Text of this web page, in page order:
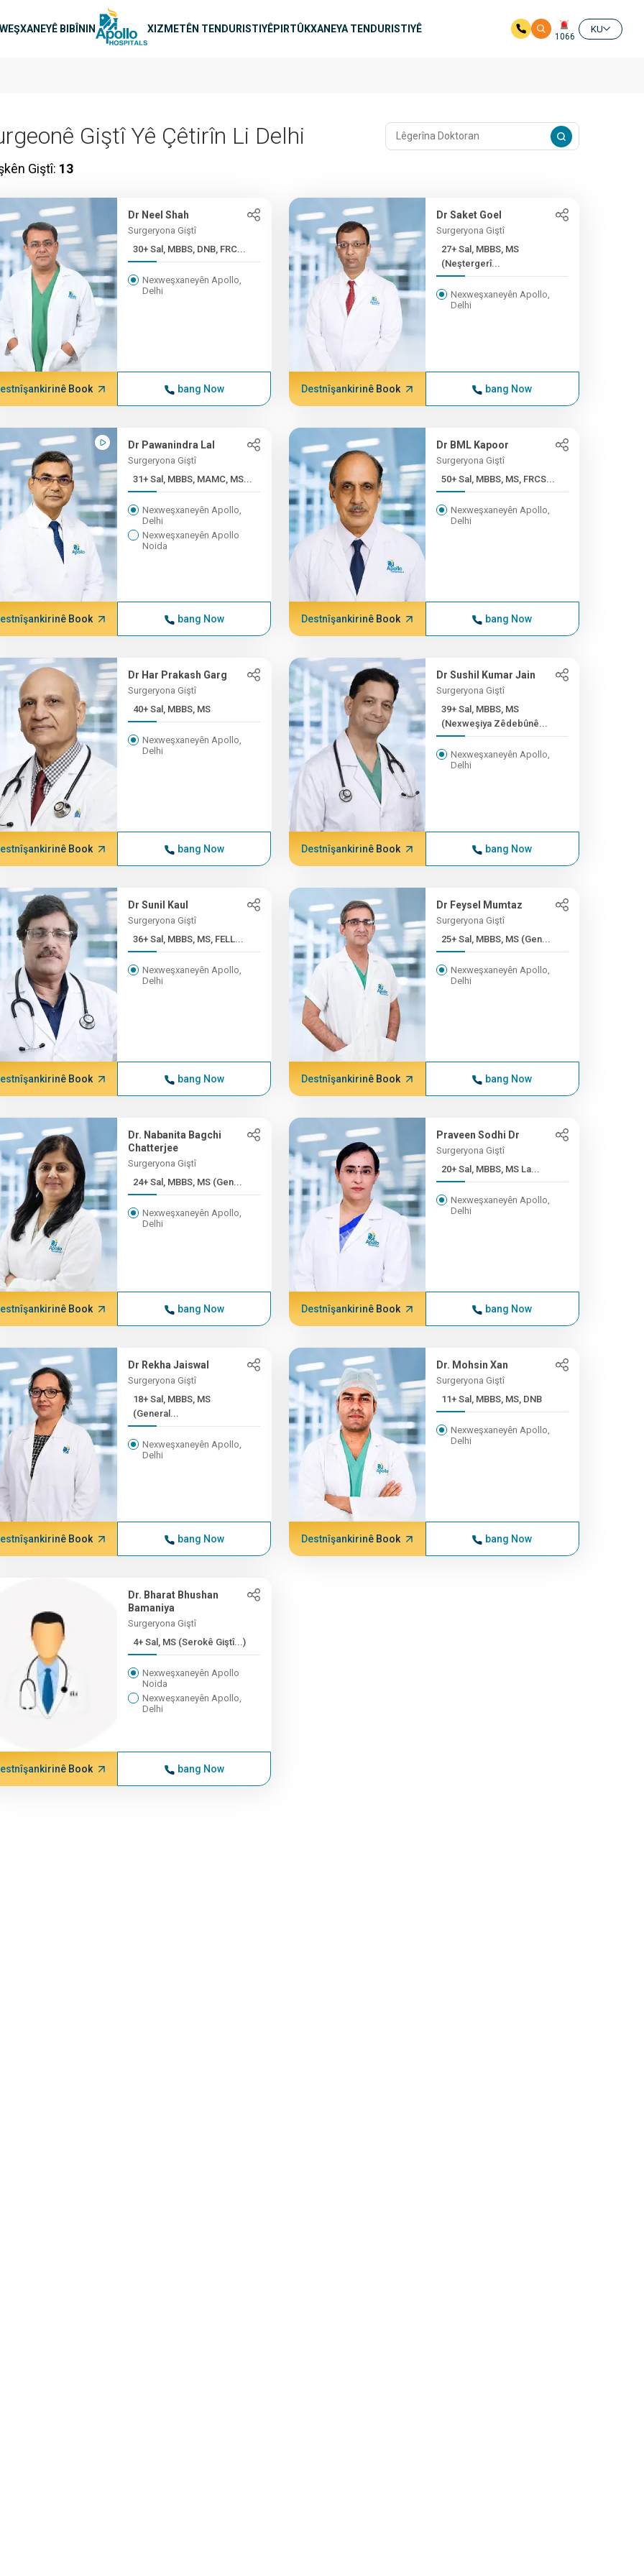
BIBÎNIN XIZMETÊN TENDURISTIYÊPIRTÛKXANEYA TENDURISTIYÊ
1066
KU
Giştî Yê Çêtirîn Li Delhi
Giştî: 13
Dr Neel Shah
Surgeryona Giştî
30+ Sal, MBBS, DNB, FRC...
Nexweşxaneyên Apollo,
Delhi
Book bang Now
Dr Saket Goel
Surgeryona Giştî
27+ Sal, MBBS, MS
(Neştergerî...
Nexweşxaneyên Apollo,
Delhi
Destnîşankirinê Book bang Now
Dr Pawanindra Lal
Surgeryona Giştî
31+ Sal, MBBS, MAMC, MS...
Nexweşxaneyên Apollo,
Delhi
Nexweşxaneyên Apollo
Noida
Book bang Now
Dr BML Kapoor
Surgeryona Giştî
50+ Sal, MBBS, MS, FRCS...
Nexweşxaneyên Apollo,
Delhi
Destnîşankirinê Book bang Now
Dr Har Prakash Garg
Surgeryona Giştî
40+ Sal, MBBS, MS
Nexweşxaneyên Apollo,
Delhi
Book bang Now
Dr Sushil Kumar Jain
Surgeryona Giştî
39+ Sal, MBBS, MS
(Nexweşiya Zêdebûnê...
Nexweşxaneyên Apollo,
Delhi
Destnîşankirinê Book bang Now
Dr Sunil Kaul
Surgeryona Giştî
36+ Sal, MBBS, MS, FELL...
Nexweşxaneyên Apollo,
Delhi
Book bang Now
Dr Feysel Mumtaz
Surgeryona Giştî
25+ Sal, MBBS, MS (Gen...
Nexweşxaneyên Apollo,
Delhi
Destnîşankirinê Book bang Now
Dr. Nabanita Bagchi
Chatterjee
Surgeryona Giştî
24+ Sal, MBBS, MS (Gen...
Nexweşxaneyên Apollo,
Delhi
Book bang Now
Praveen Sodhi Dr
Surgeryona Giştî
20+ Sal, MBBS, MS La...
Nexweşxaneyên Apollo,
Delhi
Destnîşankirinê Book bang Now
Dr Rekha Jaiswal
Surgeryona Giştî
18+ Sal, MBBS, MS
(General...
Nexweşxaneyên Apollo,
Delhi
Book bang Now
Dr. Mohsin Xan
Surgeryona Giştî
11+ Sal, MBBS, MS, DNB
Nexweşxaneyên Apollo,
Delhi
Destnîşankirinê Book bang Now
Dr. Bharat Bhushan
Bamaniya
Surgeryona Giştî
4+ Sal, MS (Serokê Giştî...)
Nexweşxaneyên Apollo
Noida
Nexweşxaneyên Apollo,
Delhi
Book bang Now